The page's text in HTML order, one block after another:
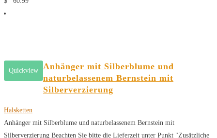
Quickview
Anhänger mit Silberblume und
naturbelassenem Bernstein mit
Silberverzierung
Halsketten
Anhänger mit Silberblume und naturbelassenem Bernstein mit
Silberverzierung Beachten Sie bitte die Lieferzeit unter Punkt "Zusätzliche